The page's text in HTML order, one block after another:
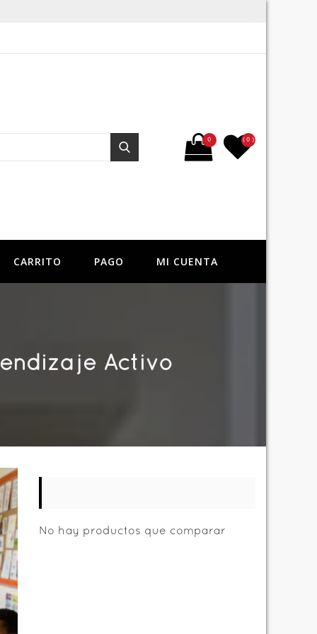
Buscar por:
Buscar
0 ( 0 )
CARRITO PAGO MI CUENTA
Activo
No hay productos que comparar